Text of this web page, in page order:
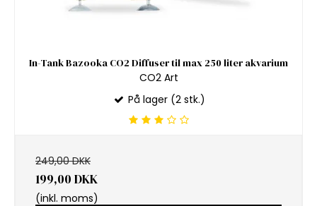
In-Tank Bazooka CO2 Diffuser til max 250 liter akvarium
CO2 Art
På lager (2 stk.)
249,00 DKK
199,00 DKK
(inkl. moms)